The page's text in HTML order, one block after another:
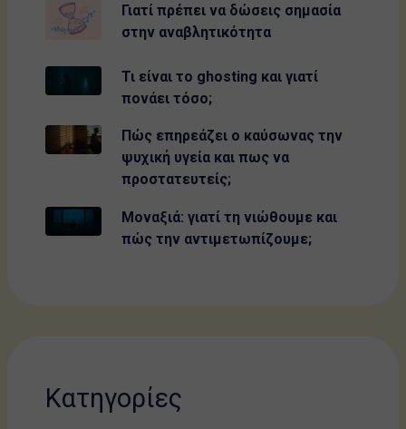
Γιατί πρέπει να δώσεις σημασία
στην αναβλητικότητα
Τι είναι το ghosting και γιατί
πονάει τόσο;
Πώς επηρεάζει ο καύσωνας την
ψυχική υγεία και πως να
προστατευτείς;
Μοναξιά: γιατί τη νιώθουμε και
πώς την αντιμετωπίζουμε;
Κατηγορίες